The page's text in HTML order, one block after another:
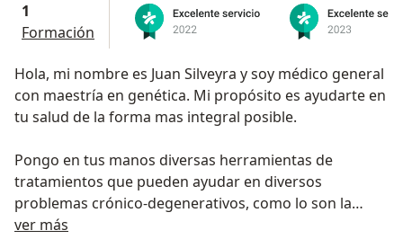
1
Formación
Hola, mi nombre es Juan Silveyra y soy médico general
con maestría en genética. Mi propósito es ayudarte en
tu salud de la forma mas integral posible.
Pongo en tus manos diversas herramientas de
tratamientos que pueden ayudar en diversos
problemas crónico-degenerativos, como lo son la
nutrición funcional, sueroterapia, medicina
ver más